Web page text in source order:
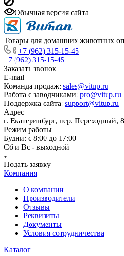
Обычная версия сайта
Товары для домашних животных
+7 (962) 315-15-45
+7 (962) 315-15-45
Заказать звонок
E-mail
Команда продаж: sales@vitup.ru
Работа с заводчиками: pro@vitup.ru
Поддержка сайта: support@vitup.ru
Адрес
г. Екатеринбург, пер. Переходный,
Режим работы
Будни: с 8:00 до 17:00
Сб и Вс - выходной
Подать заявку
Компания
О компании
Производители
Отзывы
Реквизиты
Документы
Условия сотрудничества
Каталог